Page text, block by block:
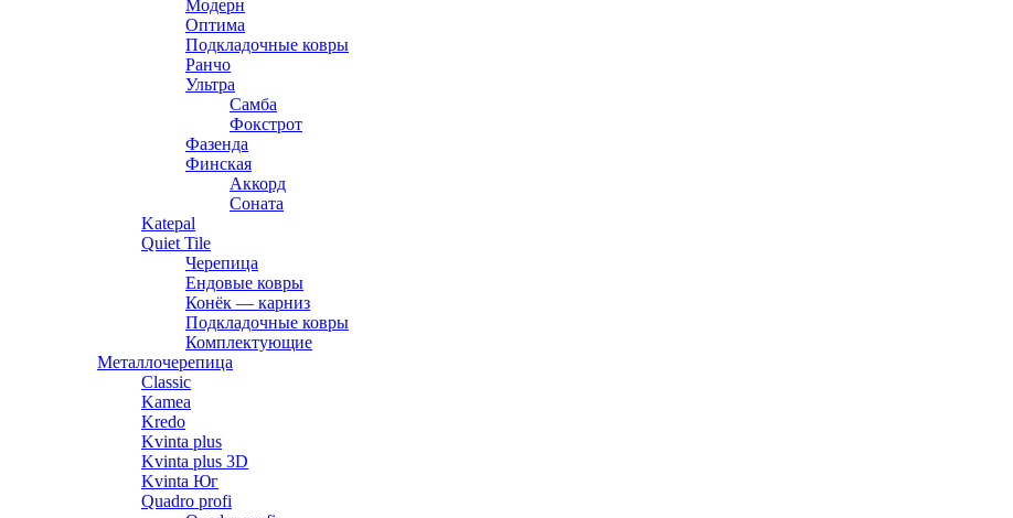
Модерн
Оптима
Подкладочные ковры
Ранчо
Ультра
Самба
Фокстрот
Фазенда
Финская
Аккорд
Соната
Katepal
Quiet Tile
Черепица
Ендовые ковры
Конёк — карниз
Подкладочные ковры
Комплектующие
Металлочерепица
Classic
Kamea
Kredo
Kvinta plus
Kvinta plus 3D
Kvinta Юг
Quadro profi